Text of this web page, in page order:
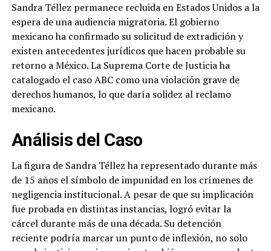
Sandra Téllez permanece recluida en Estados Unidos a la
espera de una audiencia migratoria. El gobierno
mexicano ha confirmado su solicitud de extradición y
existen antecedentes jurídicos que hacen probable su
retorno a México. La Suprema Corte de Justicia ha
catalogado el caso ABC como una violación grave de
derechos humanos, lo que daría solidez al reclamo
mexicano.
Análisis del Caso
La figura de Sandra Téllez ha representado durante más
de 15 años el símbolo de impunidad en los crímenes de
negligencia institucional. A pesar de que su implicación
fue probada en distintas instancias, logró evitar la
cárcel durante más de una década. Su detención
reciente podría marcar un punto de inflexión, no solo